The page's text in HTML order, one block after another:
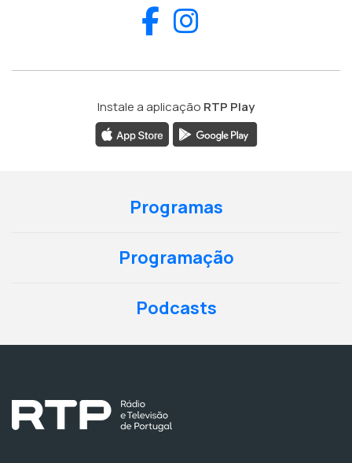
Facebook
Instale a aplicação RTP Play
Programas
Programação
Podcasts